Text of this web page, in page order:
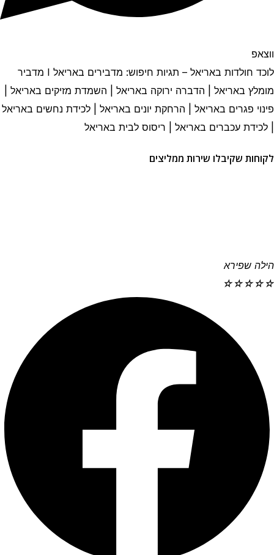
ווצאפ
לוכד חולדות באריאל – תגיות חיפוש: מדבירים באריאל I מדביר
מומלץ באריאל | הדברה ירוקה באריאל | השמדת מזיקים באריאל |
פינוי פגרים באריאל | הרחקת יונים באריאל | לכידת נחשים באריאל
| לכידת עכברים באריאל | ריסוס לבית באריאל
לקוחות שקיבלו שירות ממליצים
הילה שפירא
☆
☆
☆
☆
☆